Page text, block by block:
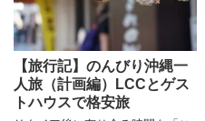
【旅行記】のんびり沖縄一
人旅（計画編）LCCとゲス
トハウスで格安旅